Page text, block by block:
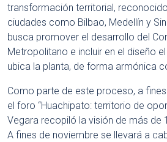
transformación territorial,
ciudades como Bilbao, Medellín y
busca promover el desarrollo del
Metropolitano e incluir en el diseño
ubica la planta, de forma armónica
Como parte de este proceso, a
el foro “Huachipato: territorio de
Vegara recopiló la visión de más de
A fines de noviembre se llevará a